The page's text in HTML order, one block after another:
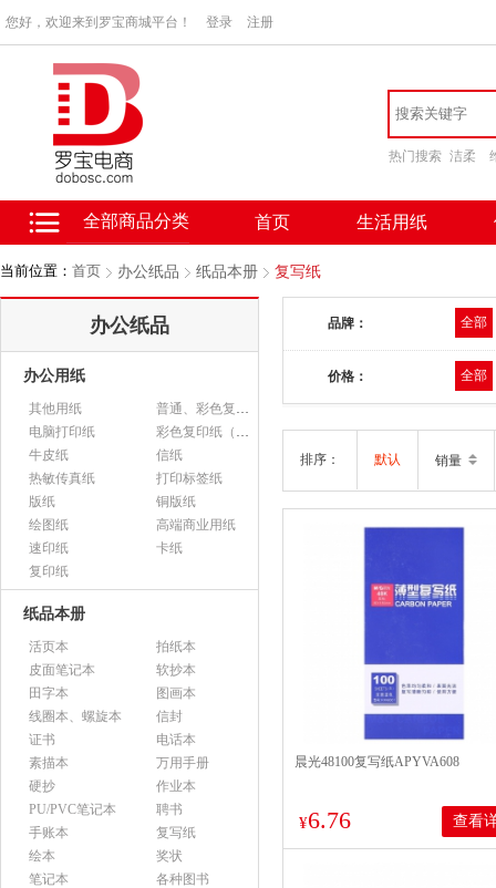
您好，欢迎来到罗宝商城平台！ 登录 注册
热门搜索 洁柔
全部商品分类 首页 生活用纸
当前位置： 首页 办公纸品 纸品本册 复写纸
办公纸品
办公用纸
其他用纸
普通、彩色复印纸
电脑打印纸
彩色复印纸（政采）
牛皮纸
信纸
热敏传真纸
打印标签纸
版纸
铜版纸
绘图纸
高端商业用纸
速印纸
卡纸
复印纸
纸品本册
活页本
拍纸本
皮面笔记本
软抄本
田字本
图画本
线圈本、螺旋本
信封
证书
电话本
素描本
万用手册
硬抄
作业本
PU/PVC笔记本
聘书
手账本
复写纸
绘本
奖状
笔记本
各种图书
品牌： 全部
价格： 全部
排序： 默认 销量
晨光48100复写纸APYVA608
¥6.76 查看